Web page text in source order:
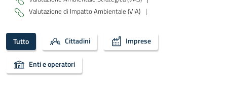
Valutazione di Impatto Ambientale (VIA) |
Tutto Cittadini Imprese
Enti e operatori